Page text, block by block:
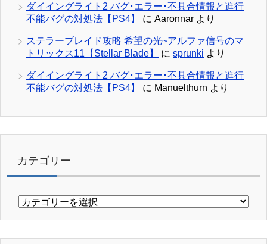
ダイイングライト2 バグ･エラー･不具合情報と進行
不能バグの対処法【PS4】
に Aaronnar より
ステラーブレイド攻略 希望の光~アルファ信号のマ
トリックス11【Stellar Blade】
に sprunki より
ダイイングライト2 バグ･エラー･不具合情報と進行
不能バグの対処法【PS4】
に Manuelthurn より
カテゴリー
カ
リ